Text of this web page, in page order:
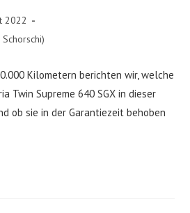
2022
Kilometern berichten wir, welche
Twin Supreme 640 SGX in dieser
ob sie in der Garantiezeit behoben